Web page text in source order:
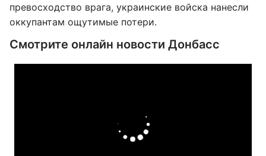
превосходство врага, украинские войска нанесли
оккупантам ощутимые потери.
Смотрите онлайн новости Донбасс